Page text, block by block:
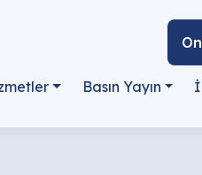
Basın Yayın